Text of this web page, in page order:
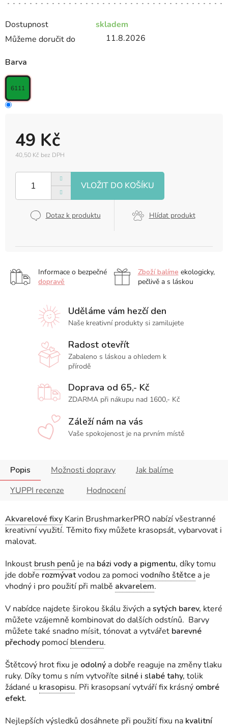
Dostupnost
skladem
Můžeme doručit do
11.8.2026
49 Kč
40,50 Kč bez DPH
cena:
Dotaz k produktu Hlídat produkt
Barva
6111
Informace o bezpečné
dopravě
Zboží balíme ekologicky,
pečlivě a s láskou
Uděláme vám hezčí den
Naše kreativní produkty si zamilujete
Radost otevřít
Zabaleno s láskou a ohledem k
přírodě
Doprava od 65,- Kč
ZDARMA při nákupu nad 1600,- Kč
Záleží nám na vás
Vaše spokojenost je na prvním místě
Popis Možnosti dopravy
Jak balíme
YUPPI recenze
Hodnocení
Akvarelové fixy Karin BrushmarkerPRO nabízí všestranné
kreativní využití. Těmito fixy můžete krasopsát, vybarvovat i
malovat.
Inkoust brush penů je na bázi vody a pigmentu, díky tomu
jde dobře rozmývatvodou za pomoci vodního štětce a je
vhodný i pro použití při malbě akvarelem.
V nabídce najdete širokou škálu živých asytých barev, které
můžete vzájemně kombinovat do dalších odstínů. Barvy
můžete také snadno mísit, tónovat a vytvářet barevné
přechody pomocí blenderu.
Štětcový hrot fixu je odolný a dobře reaguje na změny tlaku
ruky. Díky tomu s ním vytvoříte silné i slabé tahy, tolik
žádané u krasopisu. Při krasopsaní vytváří fix krásný ombré
efekt.
Nejlepších výsledků dosáhnete při použití fixu na kvalitní